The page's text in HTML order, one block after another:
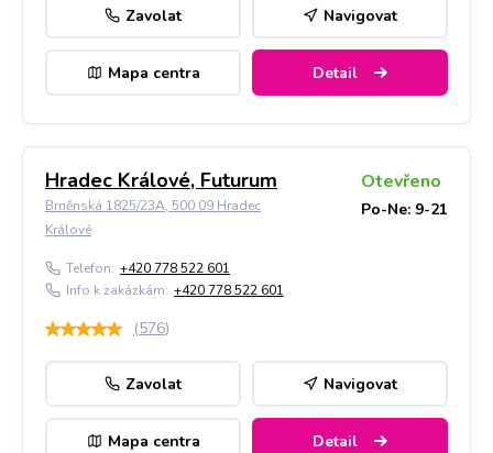
Zavolat Navigovat
Mapa centra Detail
Hradec Králové, Futurum
Brněnská 1825/23A, 500 09 Hradec
Králové
Otevřeno
Po-Ne: 9-21
Telefon: +420 778 522 601
Info k zakázkám: +420 778 522 601
(576)
Zavolat Navigovat
Mapa centra Detail